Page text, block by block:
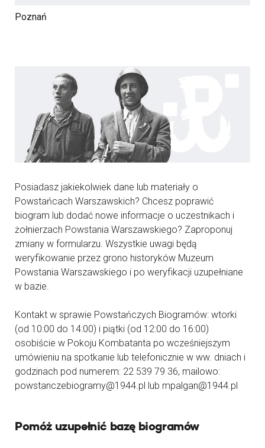
Poznań
Posiadasz jakiekolwiek dane lub materiały o
Powstańcach Warszawskich? Chcesz poprawić
biogram lub dodać nowe informacje o uczestnikach i
żołnierzach Powstania Warszawskiego? Zaproponuj
zmiany w formularzu. Wszystkie uwagi będą
weryfikowanie przez grono historyków Muzeum
Powstania Warszawskiego i po weryfikacji uzupełniane
w bazie.
Kontakt w sprawie Powstańczych Biogramów: wtorki
(od 10:00 do 14:00) i piątki (od 12:00 do 16:00)
osobiście w Pokoju Kombatanta po wcześniejszym
umówieniu na spotkanie lub telefonicznie w ww. dniach i
godzinach pod numerem: 22 539 79 36, mailowo:
powstanczebiogramy@1944.pl lub mpalgan@1944.pl
Pomóż uzupełnić bazę biogramów